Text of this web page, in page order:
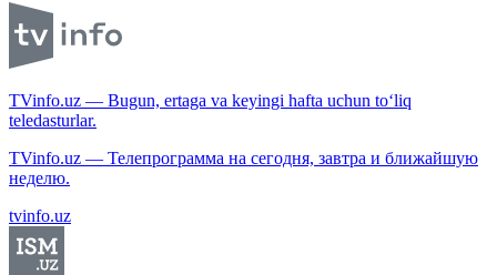
TVinfo.uz — Bugun, ertaga va keyingi hafta uchun to‘liq
teledasturlar.
TVinfo.uz — Телепрограмма на сегодня, завтра и ближайшую
неделю.
tvinfo.uz